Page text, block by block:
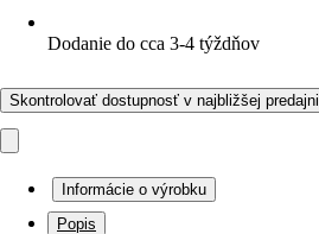
Dodanie do cca 3-4 týždňov
Skontrolovať dostupnosť v najbližšej predajni
Informácie o výrobku
Popis